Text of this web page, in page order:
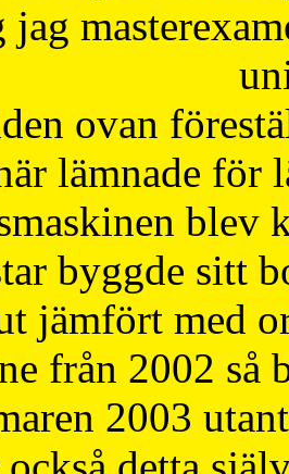
jag
ovan
lämnade för
blev
byggde sitt
jämfört med
från 2002 så
2003